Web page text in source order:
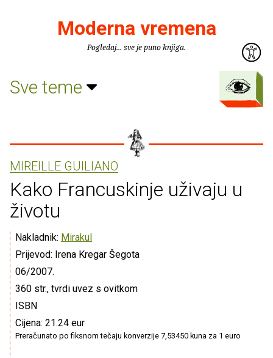
Moderna vremena
Pogledaj... sve je puno knjiga.
Sve teme
MIREILLE GUILIANO
Kako Francuskinje uživaju u
životu
Nakladnik: Mirakul
Prijevod: Irena Kregar Šegota
06/2007.
360 str., tvrdi uvez s ovitkom
ISBN
Cijena: 21.24 eur
Preračunato po fiksnom tečaju konverzije 7,53450 kuna za 1 euro